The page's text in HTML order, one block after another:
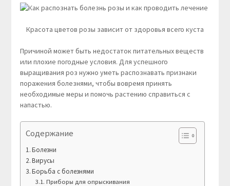
Красота цветов розы зависит от здоровья всего куста
Причиной может быть недостаток питательных веществ
или плохие погодные условия. Для успешного
выращивания роз нужно уметь распознавать признаки
поражения болезнями, чтобы вовремя принять
необходимые меры и помочь растению справиться с
напастью.
Содержание
Болезни
Вирусы
Борьба с болезнями
Приборы для опрыскивания